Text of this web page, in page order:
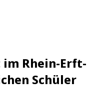
Rhein-Erft-
Schüler